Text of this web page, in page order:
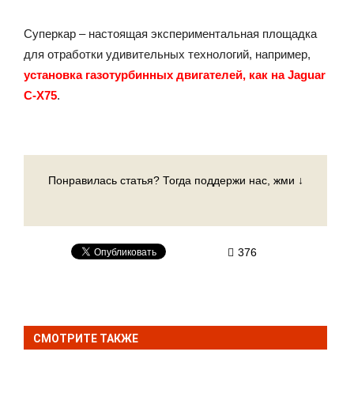
Суперкар – настоящая экспериментальная площадка
для отработки удивительных технологий, например,
установка газотурбинных двигателей, как на Jaguar
C-X75.
Понравилась статья? Тогда поддержи нас, жми ↓
376
СМОТРИТЕ ТАКЖЕ